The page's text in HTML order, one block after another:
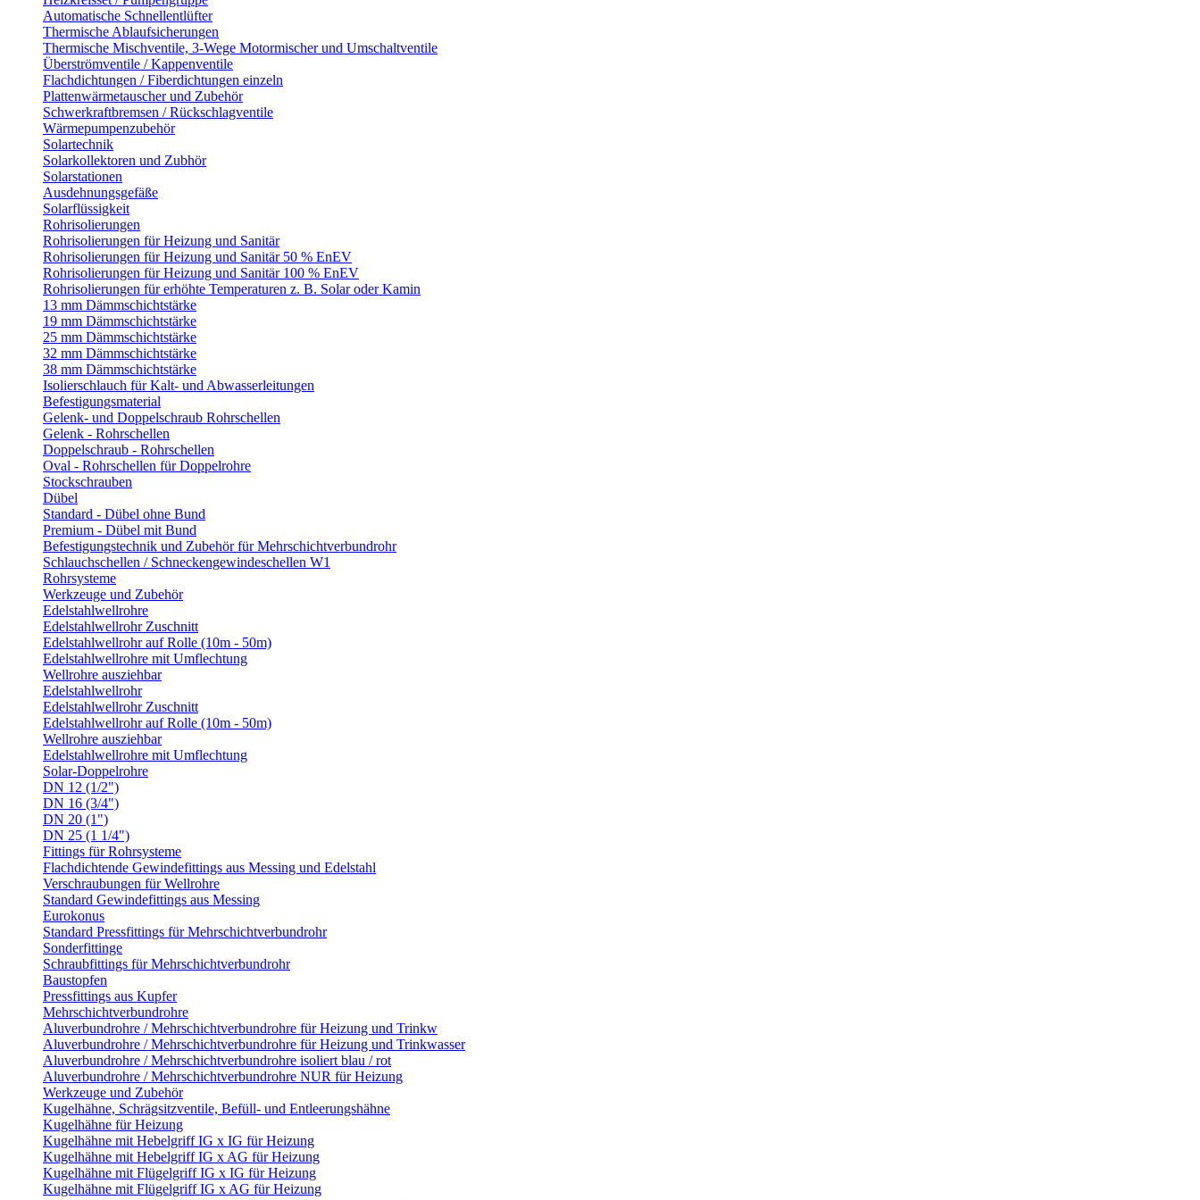
Automatische Schnellentlüfter
Thermische Ablaufsicherungen
Thermische Mischventile, 3-Wege Motormischer und Umschaltventile
Überströmventile / Kappenventile
Flachdichtungen / Fiberdichtungen einzeln
Plattenwärmetauscher und Zubehör
Schwerkraftbremsen / Rückschlagventile
Wärmepumpenzubehör
Solartechnik
Solarkollektoren und Zubhör
Solarstationen
Ausdehnungsgefäße
Solarflüssigkeit
Rohrisolierungen
Rohrisolierungen für Heizung und Sanitär
Rohrisolierungen für Heizung und Sanitär 50 % EnEV
Rohrisolierungen für Heizung und Sanitär 100 % EnEV
Rohrisolierungen für erhöhte Temperaturen z. B. Solar oder Kamin
13 mm Dämmschichtstärke
19 mm Dämmschichtstärke
25 mm Dämmschichtstärke
32 mm Dämmschichtstärke
38 mm Dämmschichtstärke
Isolierschlauch für Kalt- und Abwasserleitungen
Befestigungsmaterial
Gelenk- und Doppelschraub Rohrschellen
Gelenk - Rohrschellen
Doppelschraub - Rohrschellen
Oval - Rohrschellen für Doppelrohre
Stockschrauben
Dübel
Standard - Dübel ohne Bund
Premium - Dübel mit Bund
Befestigungstechnik und Zubehör für Mehrschichtverbundrohr
Schlauchschellen / Schneckengewindeschellen W1
Rohrsysteme
Werkzeuge und Zubehör
Edelstahlwellrohre
Edelstahlwellrohr Zuschnitt
Edelstahlwellrohr auf Rolle (10m - 50m)
Edelstahlwellrohre mit Umflechtung
Wellrohre ausziehbar
Edelstahlwellrohr
Edelstahlwellrohr Zuschnitt
Edelstahlwellrohr auf Rolle (10m - 50m)
Wellrohre ausziehbar
Edelstahlwellrohre mit Umflechtung
Solar-Doppelrohre
DN 12 (1/2")
DN 16 (3/4")
DN 20 (1")
DN 25 (1 1/4")
Fittings für Rohrsysteme
Flachdichtende Gewindefittings aus Messing und Edelstahl
Verschraubungen für Wellrohre
Standard Gewindefittings aus Messing
Eurokonus
Standard Pressfittings für Mehrschichtverbundrohr
Sonderfittinge
Schraubfittings für Mehrschichtverbundrohr
Baustopfen
Pressfittings aus Kupfer
Mehrschichtverbundrohre
Aluverbundrohre / Mehrschichtverbundrohre für Heizung und Trinkw
Aluverbundrohre / Mehrschichtverbundrohre für Heizung und Trinkwasser
Aluverbundrohre / Mehrschichtverbundrohre isoliert blau / rot
Aluverbundrohre / Mehrschichtverbundrohre NUR für Heizung
Werkzeuge und Zubehör
Kugelhähne, Schrägsitzventile, Befüll- und Entleerungshähne
Kugelhähne für Heizung
Kugelhähne mit Hebelgriff IG x IG für Heizung
Kugelhähne mit Hebelgriff IG x AG für Heizung
Kugelhähne mit Flügelgriff IG x IG für Heizung
Kugelhähne mit Flügelgriff IG x AG für Heizung